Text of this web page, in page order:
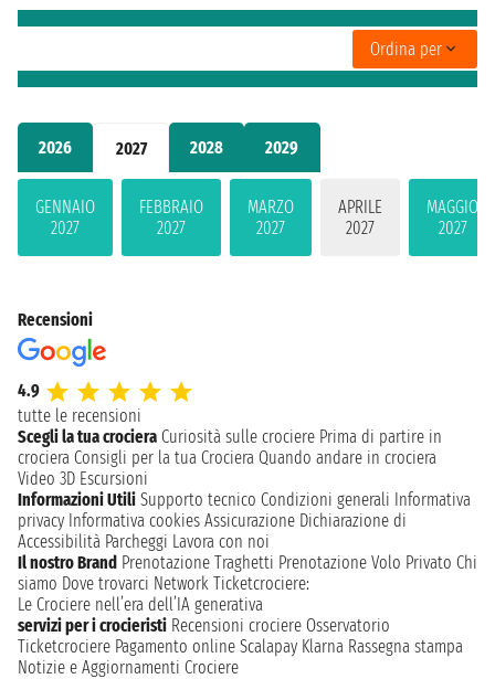
2026 2027 2028 2029
GENNAIO
2027
FEBBRAIO
2027
MARZO
2027
APRILE
2027
MAGGIO
2027
Ordina per
Recensioni
4.9
tutte le recensioni
Scegli la tua crociera Curiosità sulle crociere Prima di partire in
crociera Consigli per la tua Crociera Quando andare in crociera
Video 3D Escursioni
Informazioni Utili Supporto tecnico Condizioni generali Informativa
privacy Informativa cookies Assicurazione Dichiarazione di
Accessibilità Parcheggi Lavora con noi
Il nostro Brand Prenotazione Traghetti Prenotazione Volo Privato Chi
siamo Dove trovarci Network Ticketcrociere:
Le Crociere nell’era dell’IA generativa
servizi per i crocieristi Recensioni crociere Osservatorio
Ticketcrociere Pagamento online Scalapay Klarna Rassegna stampa
Notizie e Aggiornamenti Crociere